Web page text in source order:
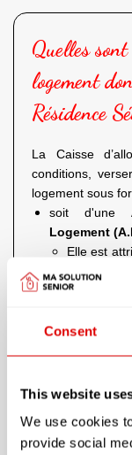
Consent
This website
We use cookies
provide social
Quelles
logement
Résidence
La Caisse
conditions,
logement sous
soit d'une
Logement
Elle est
)et le
dépend de
une
soit d’une